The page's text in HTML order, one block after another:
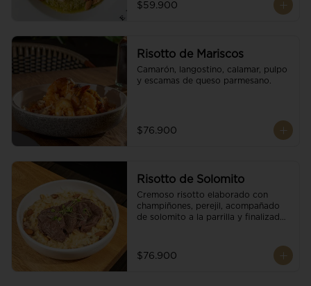
$59.900
Risotto de Mariscos
Camarón, langostino, calamar, pulpo
y escamas de queso parmesano.
$76.900
Risotto de Solomito
Cremoso risotto elaborado con
champiñones, perejil, acompañado
de solomito a la parrilla y finalizado
$76.900